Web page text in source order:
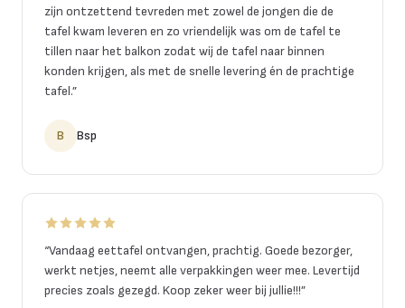
zijn ontzettend tevreden met zowel de jongen die de
tafel kwam leveren en zo vriendelijk was om de tafel te
tillen naar het balkon zodat wij de tafel naar binnen
konden krijgen, als met de snelle levering én de prachtige
tafel.”
B Bsp
“Vandaag eettafel ontvangen, prachtig. Goede bezorger,
werkt netjes, neemt alle verpakkingen weer mee. Levertijd
precies zoals gezegd. Koop zeker weer bij jullie!!!”